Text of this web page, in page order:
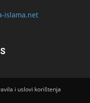
islama.net
i uslovi korištenja